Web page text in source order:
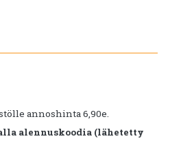
annoshinta 6,90e.
alennuskoodia (lähetetty